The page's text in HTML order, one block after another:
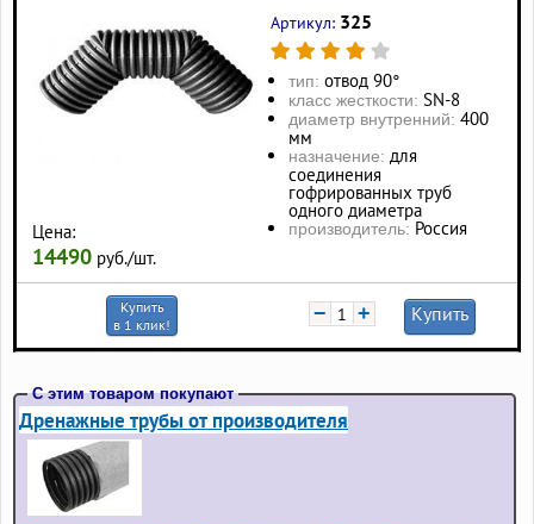
Цена:
14490 руб./шт.
Артикул: 325
тип: отвод 90°
класс жесткости: SN-8
диаметр внутренний: 400
мм
назначение: для
соединения
гофрированных труб
одного диаметра
производитель: Россия
Купить
в 1 клик!
− + Купить
С этим товаром покупают
Дренажные трубы от производителя